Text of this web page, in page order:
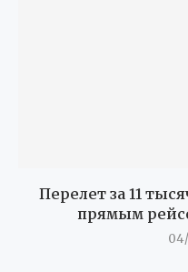
Перелет за 11
прямым